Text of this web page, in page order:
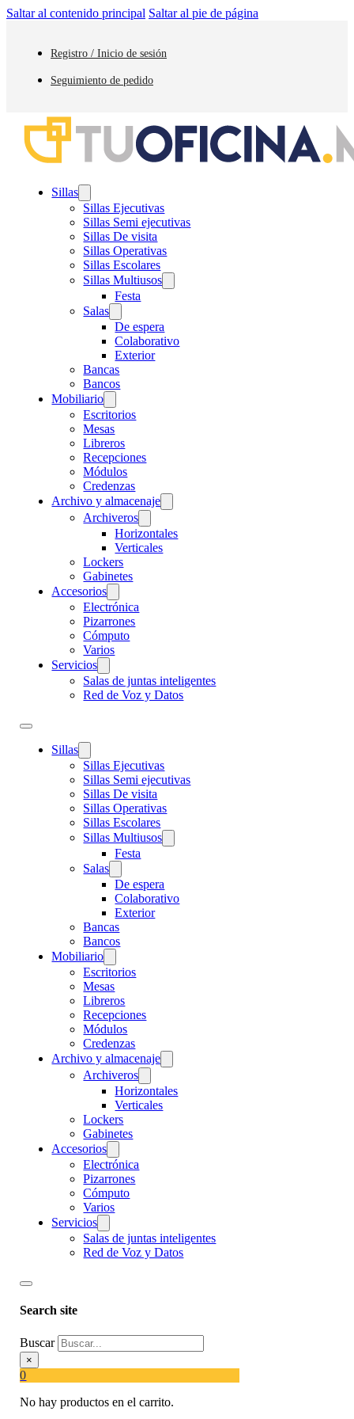
Saltar al contenido principal Saltar al pie de página
Registro / Inicio de sesión
Seguimiento de pedido
Sillas
Sillas Ejecutivas
Sillas Semi ejecutivas
Sillas De visita
Sillas Operativas
Sillas Escolares
Sillas Multiusos
Festa
Salas
De espera
Colaborativo
Exterior
Bancas
Bancos
Mobiliario
Escritorios
Mesas
Libreros
Recepciones
Módulos
Credenzas
Archivo y almacenaje
Archiveros
Horizontales
Verticales
Lockers
Gabinetes
Accesorios
Electrónica
Pizarrones
Cómputo
Varios
Servicios
Salas de juntas inteligentes
Red de Voz y Datos
Sillas
Sillas Ejecutivas
Sillas Semi ejecutivas
Sillas De visita
Sillas Operativas
Sillas Escolares
Sillas Multiusos
Festa
Salas
De espera
Colaborativo
Exterior
Bancas
Bancos
Mobiliario
Escritorios
Mesas
Libreros
Recepciones
Módulos
Credenzas
Archivo y almacenaje
Archiveros
Horizontales
Verticales
Lockers
Gabinetes
Accesorios
Electrónica
Pizarrones
Cómputo
Varios
Servicios
Salas de juntas inteligentes
Red de Voz y Datos
Search site
Buscar
×
0
No hay productos en el carrito.